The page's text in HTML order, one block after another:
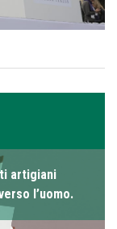
artigiani
l’uomo.